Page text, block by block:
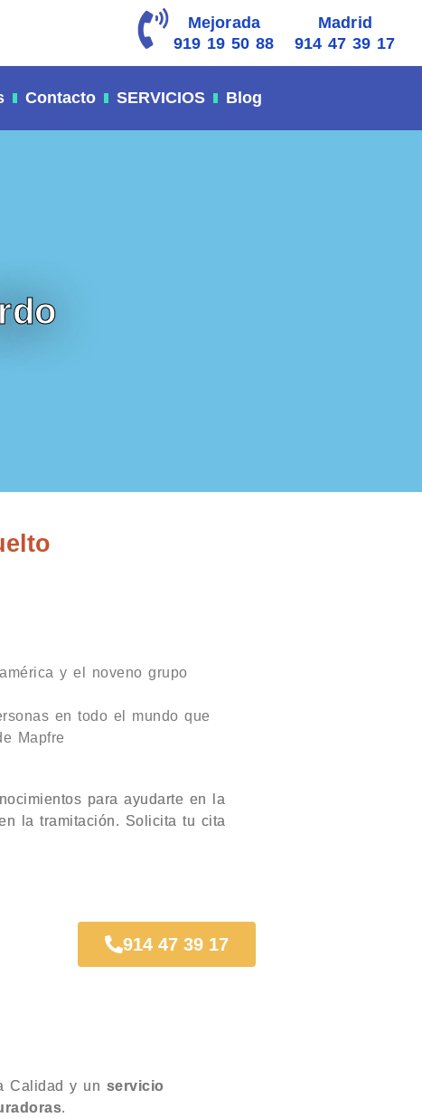
Mejorada
919 19 50 88
Madrid
914 47 39 17
Contacto SERVICIOS Blog
y el noveno grupo
en todo el mundo que
Mapfre
para ayudarte en la
la tramitación. Solicita tu cita
914 47 39 17
Calidad y un servicio
.